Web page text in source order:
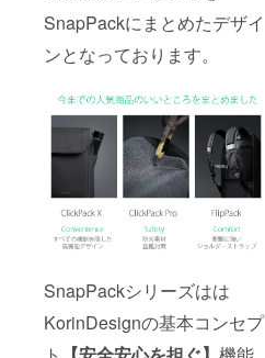
SnapPackにまとめたデザイ
ンとなっております。
SnapPackシリーズはは
KorinDesignの基本コンセプ